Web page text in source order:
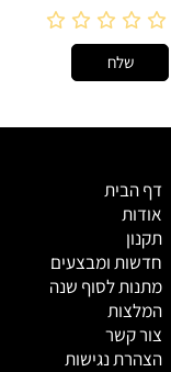
דף הבית
אודות
תקנון
חדשות ומבצעים
מתנות לסוף שנה
המלצות
צור קשר
הצהרת נגישות